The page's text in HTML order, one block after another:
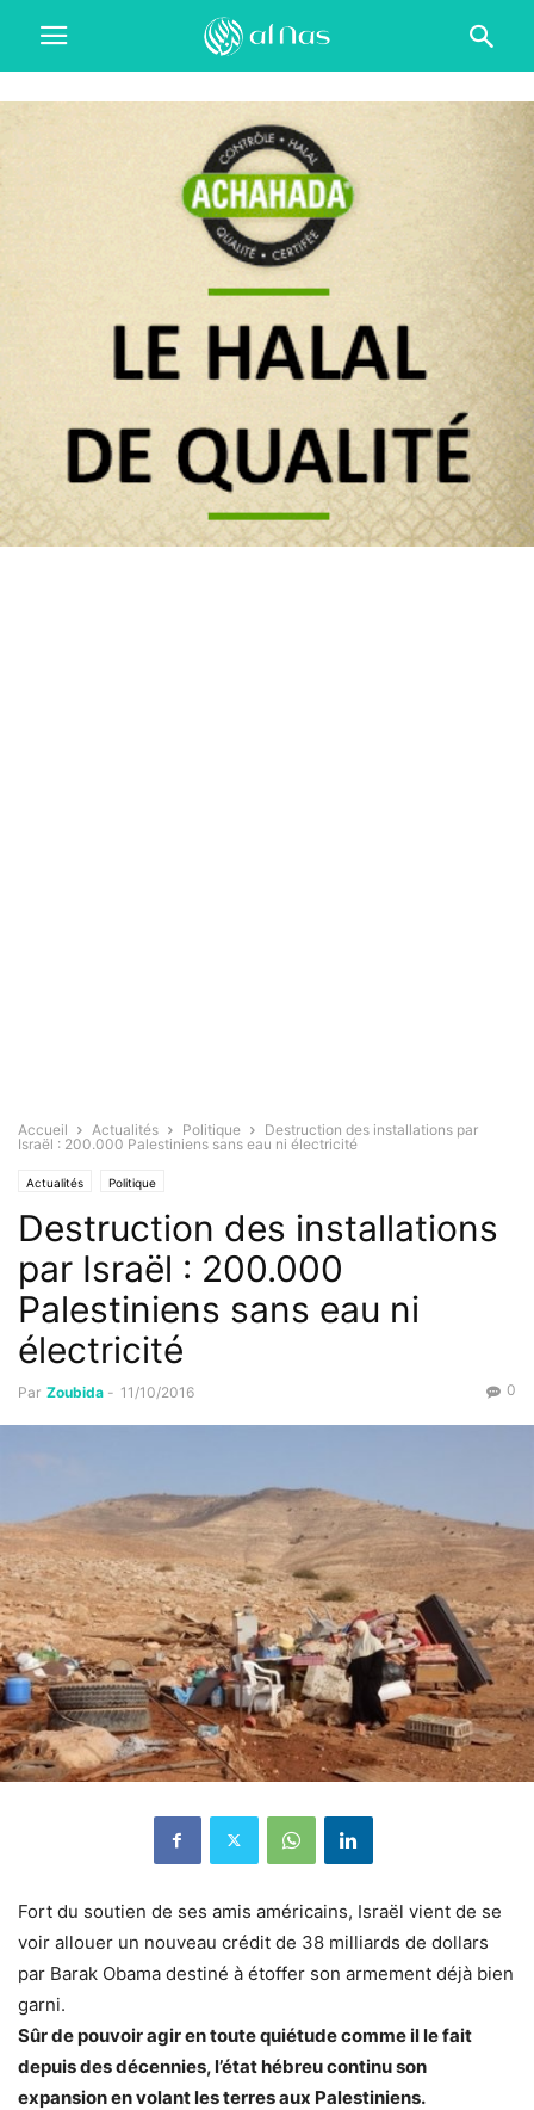
Accueil Actualités Politique
Destruction des installations par
Israël : 200.000 Palestiniens sans eau ni électricité
Actualités Politique
Destruction des installations
par Israël : 200.000
Palestiniens sans eau ni
électricité
Par Zoubida - 11/10/2016 0
Fort du soutien de ses amis américains, Israël vient de se
voir allouer un nouveau crédit de 38 milliards de dollars
par Barak Obama destiné à étoffer son armement déjà bien
garni.
Sûr de pouvoir agir en toute quiétude comme il le fait
depuis des décennies, l’état hébreu continu son
expansion en volant les terres aux Palestiniens.